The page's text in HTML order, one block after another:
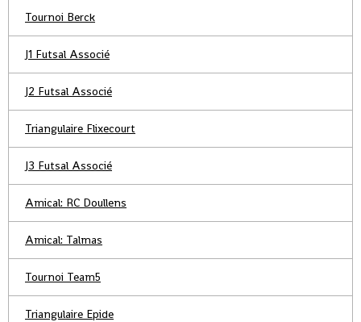
Tournoi Berck
J1 Futsal Associé
J2 Futsal Associé
Triangulaire Flixecourt
J3 Futsal Associé
Amical: RC Doullens
Amical: Talmas
Tournoi Team5
Triangulaire Epide